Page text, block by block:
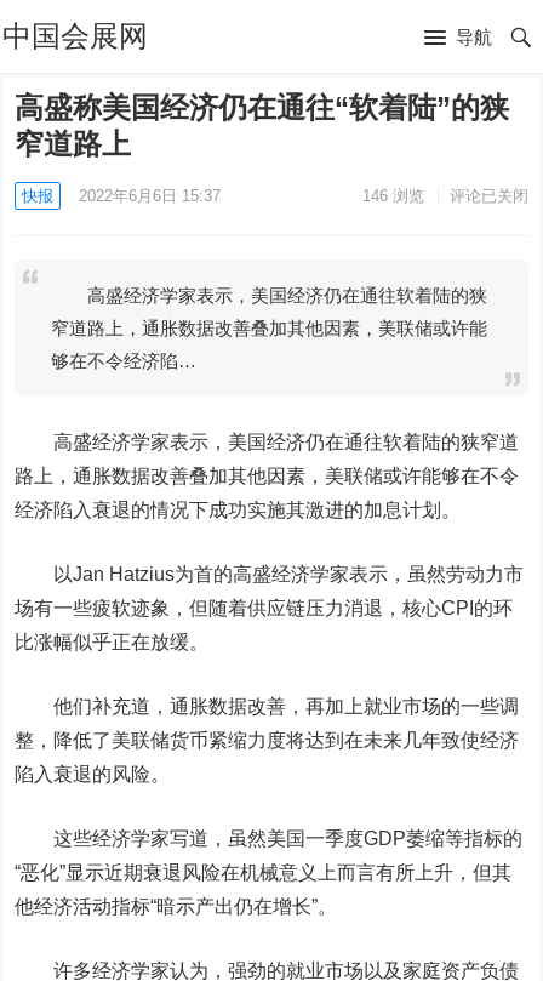
中国会展网 导航
高盛称美国经济仍在通往“软着陆”的狭
窄道路上
快报 2022年6月6日 15:37 146浏览 评论已关闭
高盛经济学家表示，美国经济仍在通往软着陆的狭
窄道路上，通胀数据改善叠加其他因素，美联储或许能
够在不令经济陷…
高盛经济学家表示，美国经济仍在通往软着陆的狭窄道
路上，通胀数据改善叠加其他因素，美联储或许能够在不令
经济陷入衰退的情况下成功实施其激进的加息计划。
以Jan Hatzius为首的高盛经济学家表示，虽然劳动力市
场有一些疲软迹象，但随着供应链压力消退，核心CPI的环
比涨幅似乎正在放缓。
他们补充道，通胀数据改善，再加上就业市场的一些调
整，降低了美联储货币紧缩力度将达到在未来几年致使经济
陷入衰退的风险。
这些经济学家写道，虽然美国一季度GDP萎缩等指标的
“恶化”显示近期衰退风险在机械意义上而言有所上升，但其
他经济活动指标“暗示产出仍在增长”。
许多经济学家认为，强劲的就业市场以及家庭资产负债